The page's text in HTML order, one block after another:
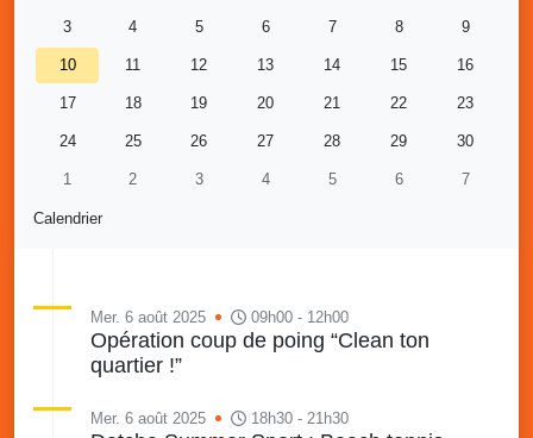
Calendrier
3 4 5 6 7 8 9
10 11 12 13 14 15 16
17 18 19 20 21 22 23
24 25 26 27 28 29 30
1 2 3 4 5 6 7
Mer. 6 août 2025 09h00 - 12h00
Opération coup de poing “Clean ton
quartier !”
Mer. 6 août 2025 18h30 - 21h30